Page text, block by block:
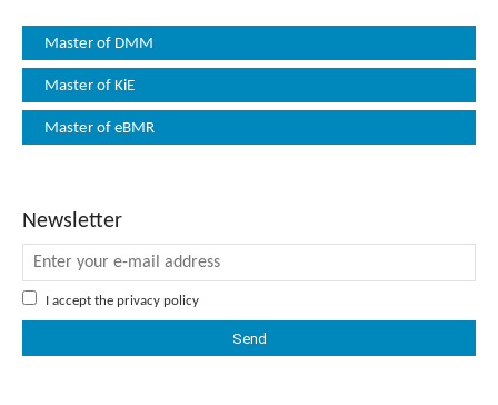
Master of DMM
Master of KiE
Master of eBMR
Newsletter
I accept the privacy policy